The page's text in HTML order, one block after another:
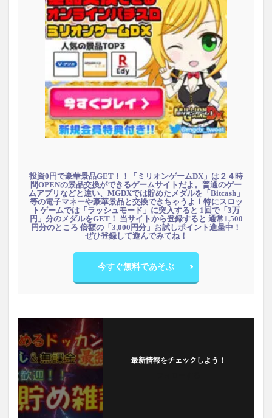
投資0円で豪華景品GET！！「ミリオンゲームDX」は２４時
間OPENの景品交換ができるゲームサイトだよ。普通のゲー
ムアプリなどと違い、MGDXでは貯めたメダルを「Bitcash」
等の電子マネーや豪華景品と交換できちゃうよ！特にスロッ
トゲームでは「ラッシュモード」に突入すると 1回で「3万
円」分のメダルをGET！ 当サイトから登録すると 通常1,500
円分のところ 倍額の「3,000円分」お試しポイント進呈中！
ぜひ登録して遊んでみてね！
今すぐ無料であそぶ
最新情報をチェックしよう！